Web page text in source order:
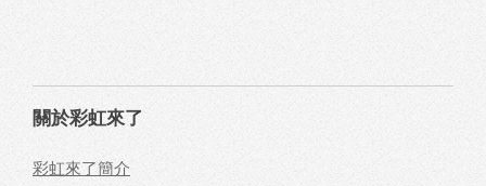
關於彩虹來了
彩虹來了簡介